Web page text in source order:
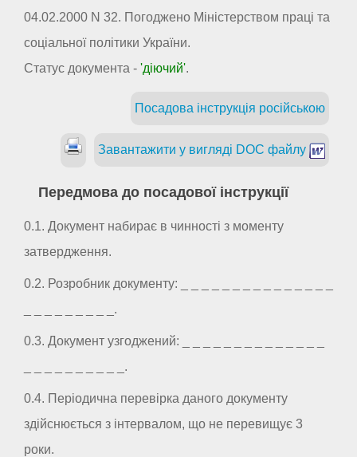
04.02.2000 N 32. Погоджено Міністерством праці та
соціальної політики України.
Статус документа - 'діючий'.
Посадова інструкція російською
Завантажити у вигляді DOC файлу
Передмова до посадової інструкції
0.1. Документ набирає в чинності з моменту
затвердження.
0.2. Розробник документу: _ _ _ _ _ _ _ _ _ _ _ _ _ _ _
_ _ _ _ _ _ _ _ _.
0.3. Документ узгоджений: _ _ _ _ _ _ _ _ _ _ _ _ _ _
_ _ _ _ _ _ _ _ _ _.
0.4. Періодична перевірка даного документу
здійснюється з інтервалом, що не перевищує 3
роки.